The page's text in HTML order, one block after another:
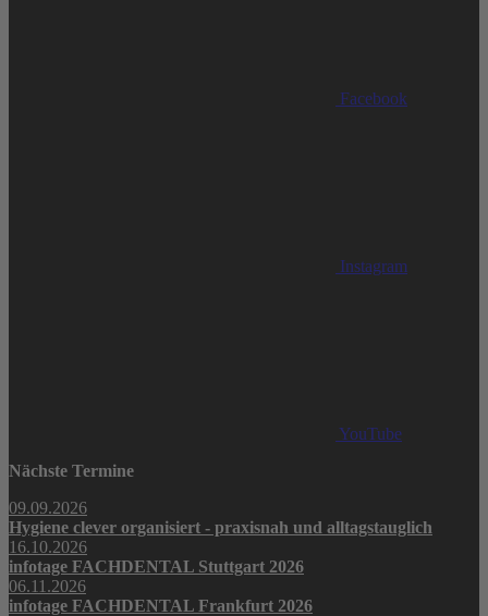
Facebook
Instagram
YouTube
Nächste Termine
09.09.2026
Hygiene clever organisiert - praxisnah und alltagstauglich
16.10.2026
infotage FACHDENTAL Stuttgart 2026
06.11.2026
infotage FACHDENTAL Frankfurt 2026